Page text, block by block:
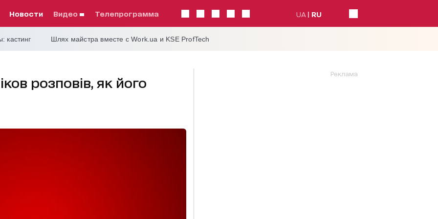
Новости видео телепрограмма UA RU
кастинг Шлях майстра вместе с Work.ua и KSE ProfTech
розповів, як його
Реклама